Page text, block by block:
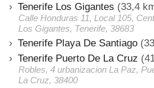
Tenerife Los Gigantes (33,4
Calle Honduras 11, Local 105,
Los Gigantes, Tenerife, 38683
Tenerife Playa De Santiago
Tenerife Puerto De La Cruz
Robles, 4 urbanizacion La Paz,
La Cruz, 38400